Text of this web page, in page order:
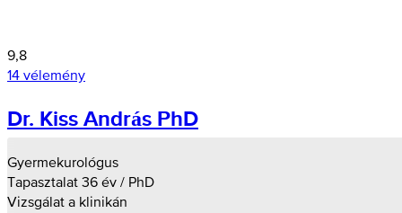
9,8
14 vélemény
Dr. Kiss András PhD
Gyermekurológus
Tapasztalat 36 év / PhD
Vizsgálat a klinikán